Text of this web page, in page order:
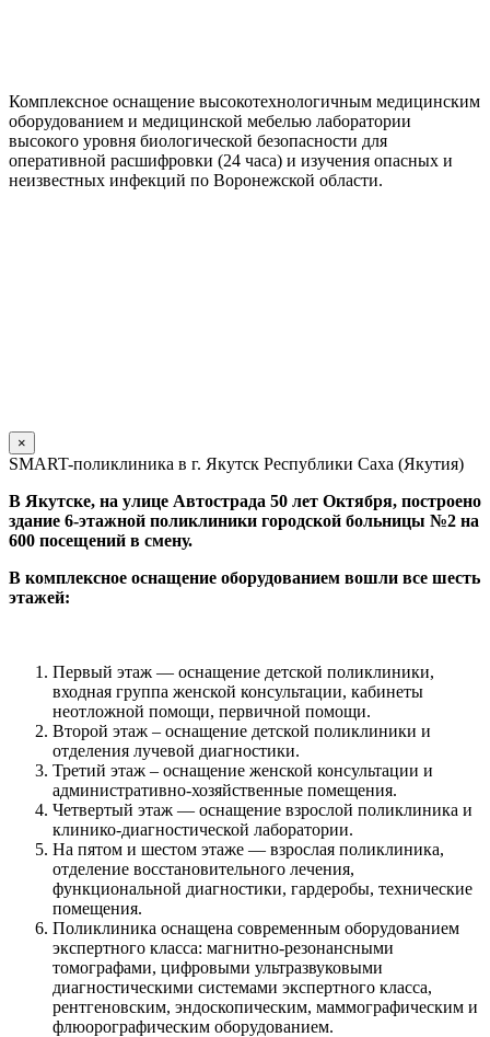
Комплексное оснащение высокотехнологичным медицинским
оборудованием и медицинской мебелью лаборатории
высокого уровня биологической безопасности для
оперативной расшифровки (24 часа) и изучения опасных и
неизвестных инфекций по Воронежской области.
×
SMART-поликлиника в г. Якутск Республики Саха (Якутия)
В Якутске, на улице Автострада 50 лет Октября, построено
здание 6-этажной поликлиники городской больницы №2 на
600 посещений в смену.
В комплексное оснащение оборудованием вошли все шесть
этажей:
Первый этаж — оснащение детской поликлиники,
входная группа женской консультации, кабинеты
неотложной помощи, первичной помощи.
Второй этаж – оснащение детской поликлиники и
отделения лучевой диагностики.
Третий этаж – оснащение женской консультации и
административно-хозяйственные помещения.
Четвертый этаж — оснащение взрослой поликлиника и
клинико-диагностической лаборатории.
На пятом и шестом этаже — взрослая поликлиника,
отделение восстановительного лечения,
функциональной диагностики, гардеробы, технические
помещения.
Поликлиника оснащена современным оборудованием
экспертного класса: магнитно-резонансными
томографами, цифровыми ультразвуковыми
диагностическими системами экспертного класса,
рентгеновским, эндоскопическим, маммографическим и
флюорографическим оборудованием.